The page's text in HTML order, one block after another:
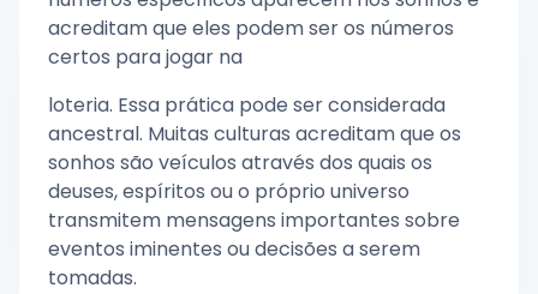
acreditam que eles podem ser os números
certos para jogar na
loteria. Essa prática pode ser considerada
ancestral. Muitas culturas acreditam que os
sonhos são veículos através dos quais os
deuses, espíritos ou o próprio universo
transmitem mensagens importantes sobre
eventos iminentes ou decisões a serem
tomadas.